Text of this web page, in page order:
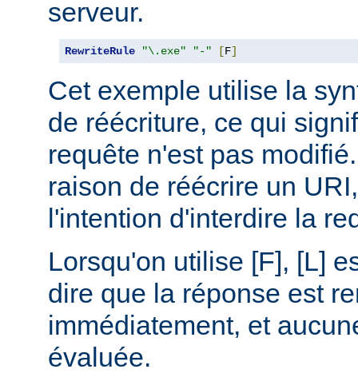
serveur.
RewriteRule "\.exe" "-" [F]
Cet exemple utilise la
de réécriture, ce qui
requête n'est pas
raison de réécrire un
l'intention d'interdire la
Lorsqu'on utilise [F], [L]
dire que la réponse est
immédiatement, et
évaluée.